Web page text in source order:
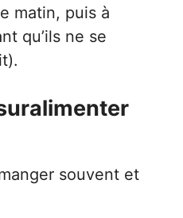
matin, puis à
qu’ils ne se
souvent et